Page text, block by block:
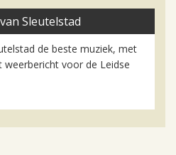
Sleutelstad
de beste muziek, met
voor de Leidse